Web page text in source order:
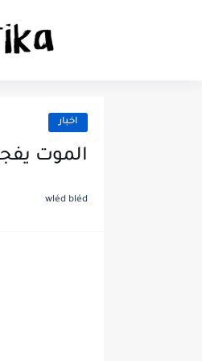
اخبار
الموت
wléd bléd